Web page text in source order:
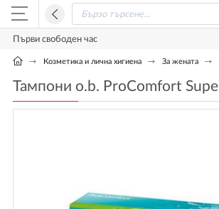
Първи свободен час
Козметика и лична хигиена За жената
Тампони o.b. ProComfort